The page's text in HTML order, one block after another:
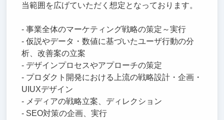
当範囲を広げていただく想定となっております。
- 事業全体のマーケティング戦略の策定～実行
- 仮説やデータ・数値に基づいたユーザ行動の分
析、改善案の立案
- デザインプロセスやアプローチの策定
- プロダクト開発における上流の戦略設計・企画・
UIUXデザイン
- メディアの戦略立案、ディレクション
- SEO対策の企画、実行